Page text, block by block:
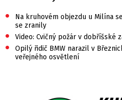
•
Na kruhovém objezdu u Milína
se zranily
• Video: Cvičný požár v dobříšské
•
Opilý řidič BMW narazil v
veřejného osvětlení